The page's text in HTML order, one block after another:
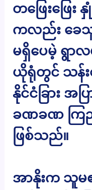
တဖြေးဖြေ
ကလည်း ခေ
မရှိပေမဲ့ ရွ
ယိုရုံတွင် သန်း
နိုင်ငံခြား အ
ခဏခဏ ကြ
ဖြစ်သည်။
အာနိုးက သူမ